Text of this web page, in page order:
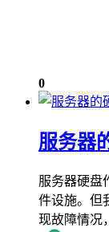
0
服务器
服务器硬盘
件设施。但
现故障情况